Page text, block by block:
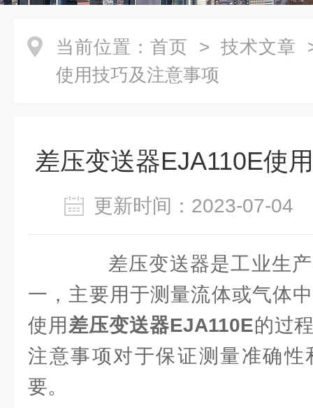
当前位置： 首页 > 技术文章
使用技巧及注意事项
差压变送器EJA110E使
更新时间：2023-07-
差压变送器是工业生产
一，主要用于测量流体或气体
使用 差压变送器EJA110E的过
注意事项对于保证测量准确性
要。